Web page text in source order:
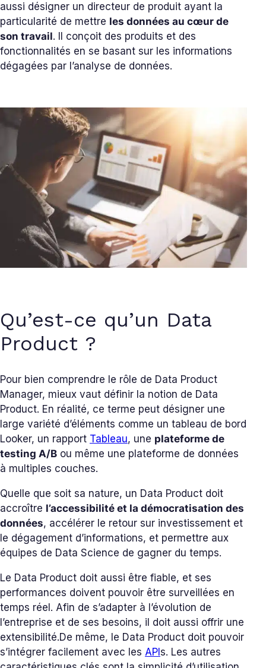
aussi désigner un directeur de produit ayant la
particularité de mettre les données au cœur de
son travail. Il conçoit des produits et des
fonctionnalités en se basant sur les informations
dégagées par l’analyse de données.
Qu’est-ce qu’un Data
Product ?
Pour bien comprendre le rôle de Data Product
Manager, mieux vaut définir la notion de Data
Product. En réalité, ce terme peut désigner une
large variété d’éléments comme un tableau de bord
Looker, un rapport Tableau, une plateforme de
testing A/B ou même une plateforme de données
à multiples couches.
Quelle que soit sa nature, un Data Product doit
accroître l’accessibilité et la démocratisation des
données, accélérer le retour sur investissement et
le dégagement d’informations, et permettre aux
équipes de Data Science de gagner du temps.
Le Data Product doit aussi être fiable, et ses
performances doivent pouvoir être surveillées en
temps réel. Afin de s’adapter à l’évolution de
l’entreprise et de ses besoins, il doit aussi offrir une
extensibilité.De même, le Data Product doit pouvoir
s’intégrer facilement avec les API s. Les autres